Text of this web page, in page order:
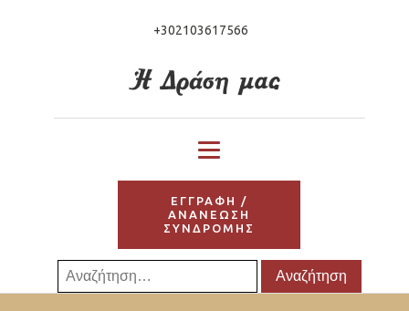
+302103617566
ΕΓΓΡΑΦΗ /
ΑΝΑΝΕΩΣΗ
ΣΥΝΔΡΟΜΗΣ
Αναζήτηση
για: